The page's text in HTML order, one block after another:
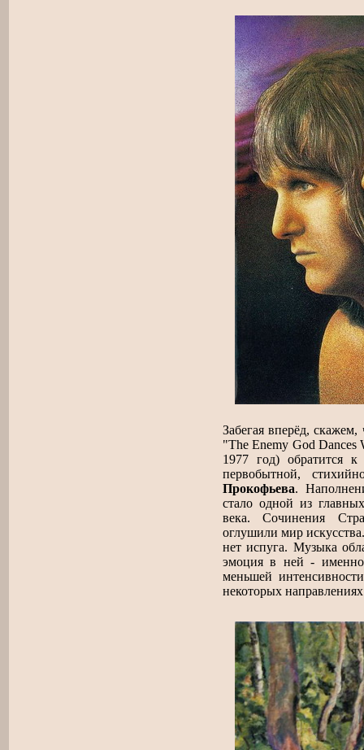
Забегая вперёд,
"The Enemy God Dances
1977 год) обратится
первобытной,
Прокофьева.
стало одной из
века. Сочинения
оглушили мир
нет испуга. Музыка
эмоция в ней - именно
меньшей
некоторых